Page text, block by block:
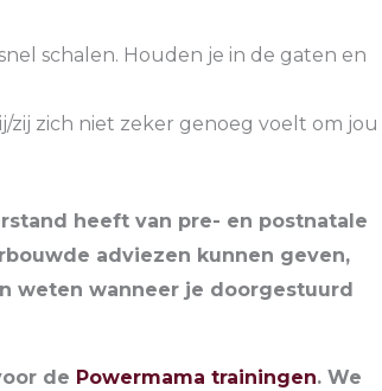
schalen. Houden je in de gaten en
zij zich niet zeker genoeg voelt om jou
heeft van pre- en postnatale
adviezen kunnen geven,
weten wanneer je doorgestuurd
de Powermama trainingen. We